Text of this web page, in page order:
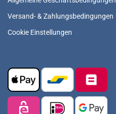
Versand- & Zahlungsbedingungen
Cookie Einstellungen